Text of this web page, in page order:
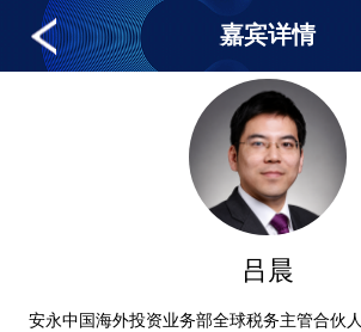
嘉宾详情
吕晨
安永中国海外投资业务部全球税务主管合伙人